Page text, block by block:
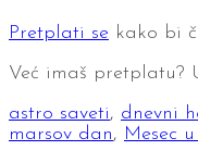
Pretplati se kako bi
Već imaš pretplatu?
astro saveti, dnevni
marsov dan, Mesec